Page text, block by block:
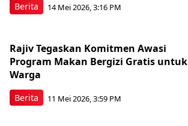
Berita 14 Mei 2026, 3:16 PM
Berita
Rajiv Tegaskan Komitmen Awasi
Program Makan Bergizi Gratis untuk
Warga
11 Mei 2026, 3:59 PM